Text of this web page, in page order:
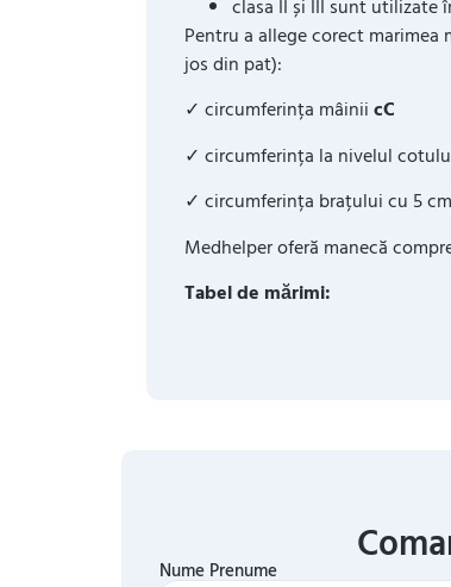
clasa II și III sunt utilizate
Pentru a allege corect
jos din pat):
✓ circumferința mâiniicC
✓ circumferința la nivelul
✓ circumferința brațului cu 5
Medhelper oferă manecă
Tabel de mărimi:
Nume Prenume